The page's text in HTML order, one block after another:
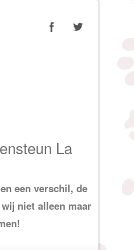
La
een verschil, de
niet alleen maar